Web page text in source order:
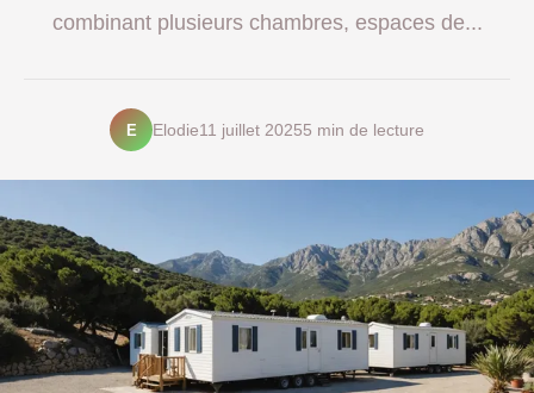
combinant plusieurs chambres, espaces de...
E Elodie11 juillet 20255 min de lecture